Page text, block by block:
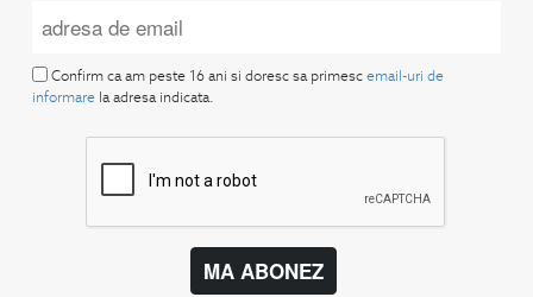
Confirm ca am peste 16 ani si doresc sa primesc email-uri de
informare la adresa indicata.
MA ABONEZ